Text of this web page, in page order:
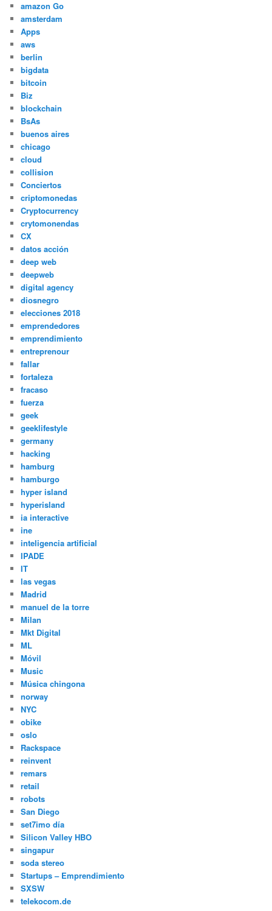
amazon Go
amsterdam
Apps
aws
berlin
bigdata
bitcoin
Biz
blockchain
BsAs
buenos aires
chicago
cloud
collision
Conciertos
criptomonedas
Cryptocurrency
crytomonendas
CX
datos acción
deep web
deepweb
digital agency
diosnegro
elecciones 2018
emprendedores
emprendimiento
entreprenour
fallar
fortaleza
fracaso
fuerza
geek
geeklifestyle
germany
hacking
hamburg
hamburgo
hyper island
hyperisland
ia interactive
ine
inteligencia artificial
IPADE
IT
las vegas
Madrid
manuel de la torre
Milan
Mkt Digital
ML
Móvil
Music
Música chingona
norway
NYC
obike
oslo
Rackspace
reinvent
remars
retail
robots
San Diego
set7imo día
Silicon Valley HBO
singapur
soda stereo
Startups – Emprendimiento
SXSW
telekocom.de